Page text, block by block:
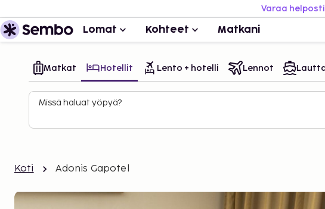
Varaa
Lomat Kohteet Matkani
Matkat Hotellit Lento + hotelli Lennot
Missä haluat yöpyä?
Koti Adonis Gapotel